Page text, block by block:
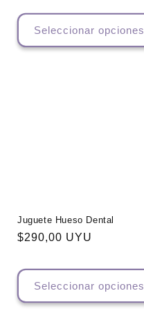
Seleccionar opciones
Juguete Hueso Dental
Precio
$290,00 UYU
Seleccionar opciones